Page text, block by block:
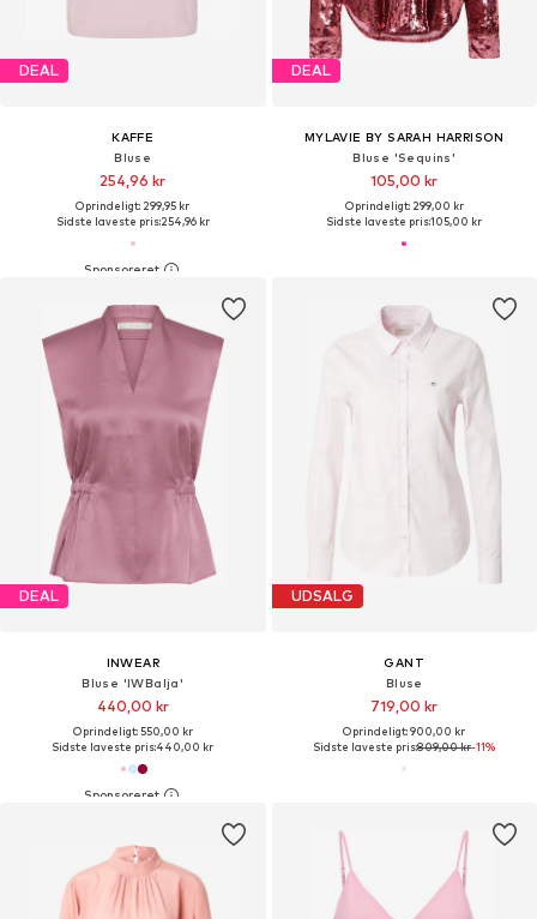
DEAL
KAFFE
Bluse
254,96 kr
Oprindeligt: 299,95 kr
Sidste laveste pris:254,96 kr
DEAL
MYLAVIE BY SARAH HARRISON
Bluse 'Sequins'
105,00 kr
Oprindeligt: 299,00 kr
Sidste laveste pris:105,00 kr
DEAL
INWEAR
Bluse 'IWBalja'
440,00 kr
Oprindeligt: 550,00 kr
Sidste laveste pris:440,00 kr
UDSALG
GANT
Bluse
719,00 kr
Oprindeligt: 900,00 kr
Sidste laveste pris:809,00 kr-11%